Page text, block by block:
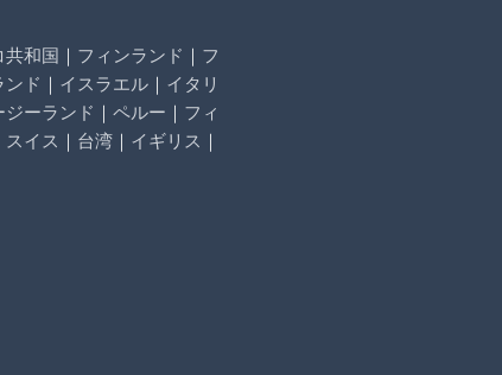
共和国 ｜ フィンランド ｜ フ
ンド ｜ イスラエル ｜ イタリ
ジーランド ｜ ペルー ｜ フィ
スイス ｜ 台湾 ｜ イギリス ｜